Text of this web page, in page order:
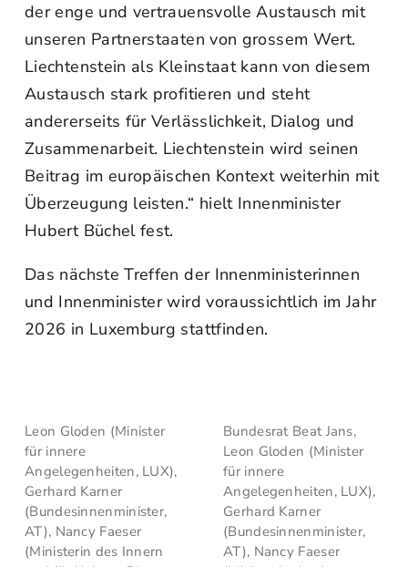
der enge und vertrauensvolle Austausch mit
unseren Partnerstaaten von grossem Wert.
Liechtenstein als Kleinstaat kann von diesem
Austausch stark profitieren und steht
andererseits für Verlässlichkeit, Dialog und
Zusammenarbeit. Liechtenstein wird seinen
Beitrag im europäischen Kontext weiterhin mit
Überzeugung leisten.“ hielt Innenminister
Hubert Büchel fest.
Das nächste Treffen der Innenministerinnen
und Innenminister wird voraussichtlich im Jahr
2026 in Luxemburg stattfinden.
Leon Gloden (Minister
für innere
Angelegenheiten, LUX),
Gerhard Karner
(Bundesinnenminister,
AT), Nancy Faeser
(Ministerin des Innern
Bundesrat Beat Jans,
Leon Gloden (Minister
für innere
Angelegenheiten, LUX),
Gerhard Karner
(Bundesinnenminister,
AT), Nancy Faeser